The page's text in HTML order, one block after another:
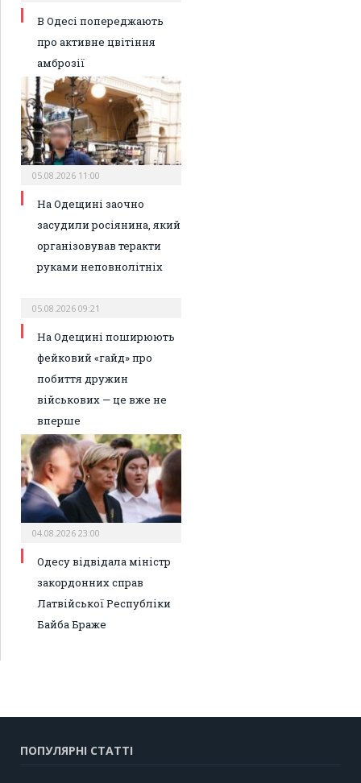
В Одесі попереджають
про активне цвітіння
амброзії
05.08.2026 11:00
На Одещині заочно
засудили росіянина, який
організовував теракти
руками неповнолітніх
05.08.2026 09:21
На Одещині поширюють
фейковий «гайд» про
побиття дружин
військових — це вже не
вперше
04.08.2026 23:00
Одесу відвідала міністр
закордонних справ
Латвійської Республіки
Байба Браже
ПОПУЛЯРНІ СТАТТІ